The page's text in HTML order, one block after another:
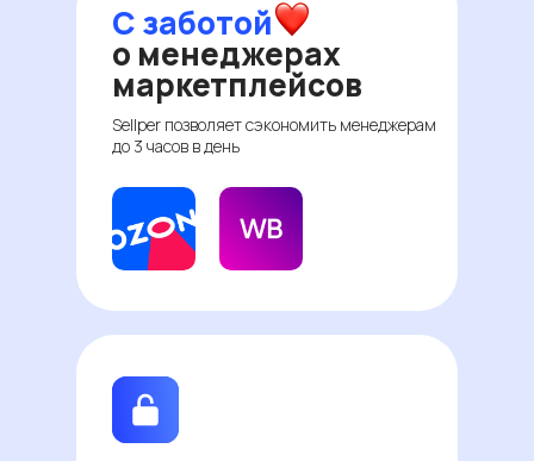
Sellper позволяет сэкономить менеджерам
до 3 часов в день
С заботой
о менеджерах
маркетплейсов